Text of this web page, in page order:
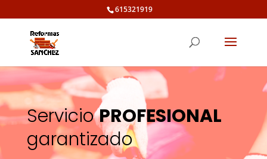
615321919
ServicioPROFESIONAL
garantizado